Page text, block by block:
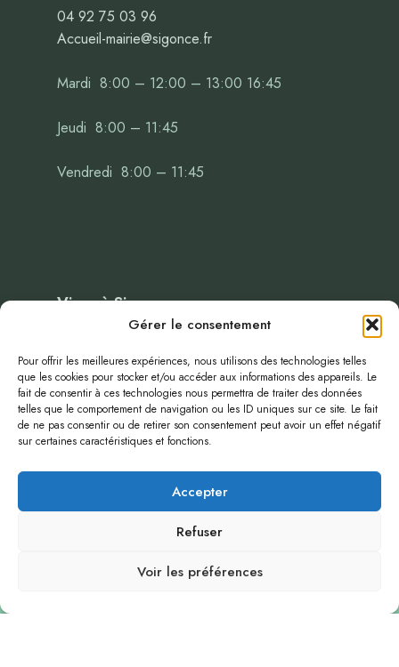
Gérer le consentement
Pour offrir les meilleures expériences, nous utilisons des technologies telles
que les cookies pour stocker et/ou accéder aux informations des appareils. Le
fait de consentir à ces technologies nous permettra de traiter des données
telles que le comportement de navigation ou les ID uniques sur ce site. Le fait
de ne pas consentir ou de retirer son consentement peut avoir un effet négatif
sur certaines caractéristiques et fonctions.
Accepter
Refuser
Voir les préférences
04 92 75 03 96
Accueil-mairie@sigonce.fr
Mardi 8:00 – 12:00 – 13:00 16:45
Jeudi 8:00 – 11:45
Vendredi 8:00 – 11:45
Vivre à Sigonce
Administration
Evenenements
Blog
infos-publiques
politique de confidentialité